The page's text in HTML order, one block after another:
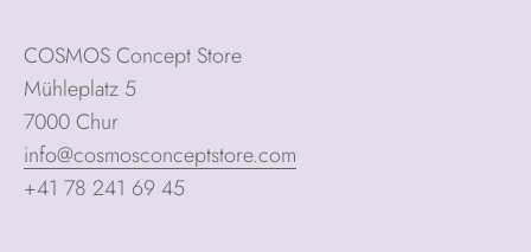
COSMOS Concept Store
Mühleplatz 5
7000 Chur
info@cosmosconceptstore.com
+41 78 241 69 45